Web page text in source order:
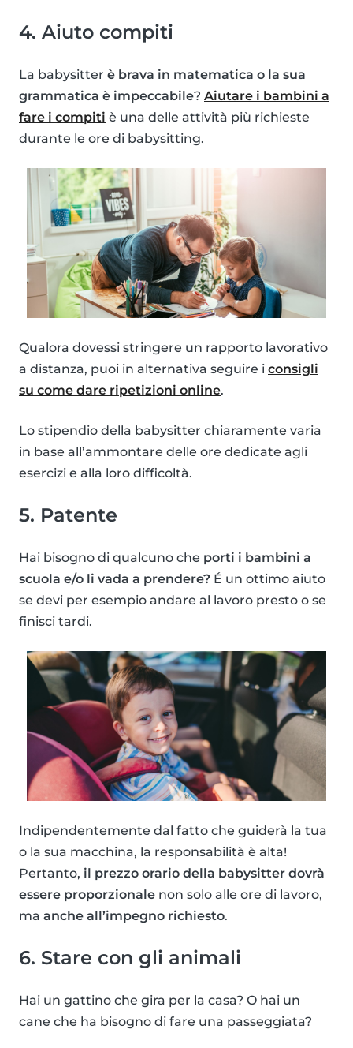
4. Aiuto compiti
La babysitter è brava in matematica o la sua
grammatica è impeccabile? Aiutare i bambini a
fare i compiti è una delle attività più richieste
durante le ore di babysitting.
Qualora dovessi stringere un rapporto lavorativo
a distanza, puoi in alternativa seguire i consigli
su come dare ripetizioni online.
Lo stipendio della babysitter chiaramente varia
in base all’ammontare delle ore dedicate agli
esercizi e alla loro difficoltà.
5. Patente
Hai bisogno di qualcuno che porti i bambini a
scuola e/o li vada a prendere? É un ottimo aiuto
se devi per esempio andare al lavoro presto o se
finisci tardi.
Indipendentemente dal fatto che guiderà la tua
o la sua macchina, la responsabilità è alta!
Pertanto, il prezzo orario della babysitter dovrà
essere proporzionale non solo alle ore di lavoro,
ma anche all’impegno richiesto.
6. Stare con gli animali
Hai un gattino che gira per la casa? O hai un
cane che ha bisogno di fare una passeggiata?